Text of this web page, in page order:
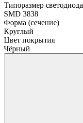
Типоразмер светодиода
SMD 3838
Форма (сечение)
Круглый
Цвет покрытия
Чёрный